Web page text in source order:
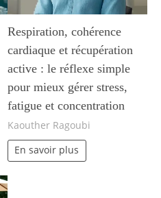
Respiration, cohérence
cardiaque et récupération
active : le réflexe simple
pour mieux gérer stress,
fatigue et concentration
Kaouther Ragoubi
En savoir plus